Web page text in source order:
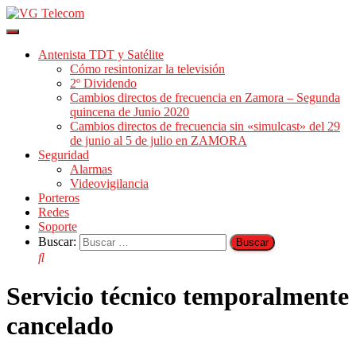
Cambiar
navegación
Antenista TDT y Satélite
Cómo resintonizar la televisión
2º Dividendo
Cambios directos de frecuencia en Zamora – Segunda
quincena de Junio 2020
Cambios directos de frecuencia sin «simulcast» del 29
de junio al 5 de julio en ZAMORA
Seguridad
Alarmas
Videovigilancia
Porteros
Redes
Soporte
Buscar:
Servicio técnico temporalmente
cancelado